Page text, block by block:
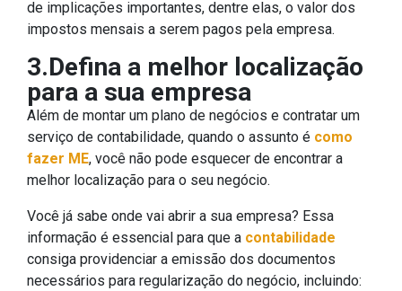
de implicações importantes, dentre elas, o valor dos
impostos mensais a serem pagos pela empresa.
3.Defina a melhor localização
para a sua empresa
Além de montar um plano de negócios e contratar um
serviço de contabilidade, quando o assunto é como
fazer ME, você não pode esquecer de encontrar a
melhor localização para o seu negócio.
Você já sabe onde vai abrir a sua empresa? Essa
informação é essencial para que a contabilidade
consiga providenciar a emissão dos documentos
necessários para regularização do negócio, incluindo: